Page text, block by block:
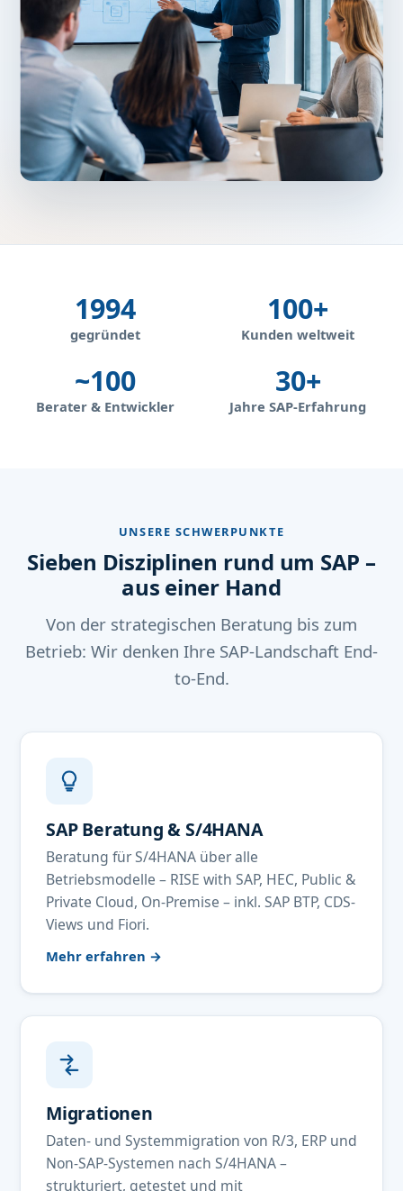
1994
gegründet
100+
Kunden weltweit
~100
Berater & Entwickler
30+
Jahre SAP-Erfahrung
UNSERE SCHWERPUNKTE
Sieben Disziplinen rund um SAP –
aus einer Hand
Von der strategischen Beratung bis zum
Betrieb: Wir denken Ihre SAP-Landschaft End-
to-End.
SAP Beratung & S/4HANA
Beratung für S/4HANA über alle
Betriebsmodelle – RISE with SAP, HEC, Public &
Private Cloud, On-Premise – inkl. SAP BTP, CDS-
Views und Fiori.
Mehr erfahren →
Migrationen
Daten- und Systemmigration von R/3, ERP und
Non-SAP-Systemen nach S/4HANA –
strukturiert, getestet und mit